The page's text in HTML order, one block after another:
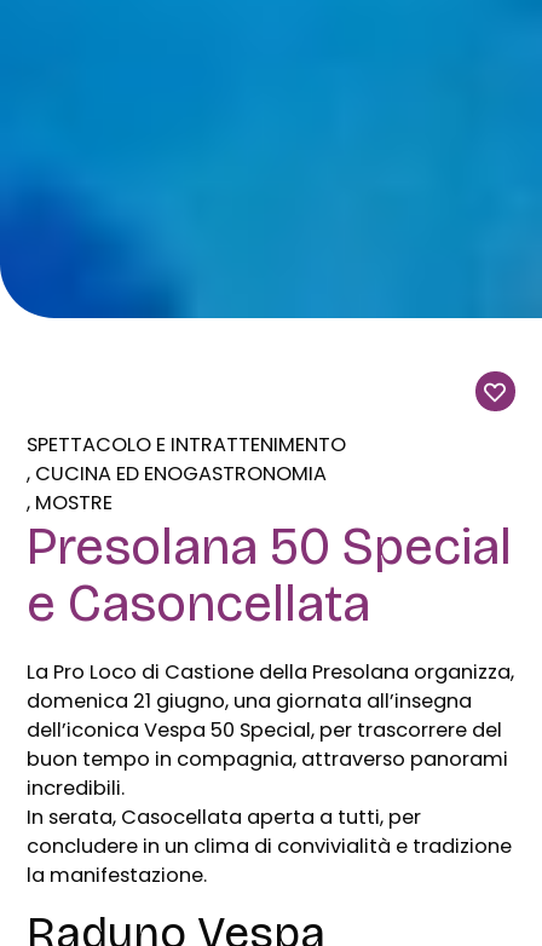
SPETTACOLO E INTRATTENIMENTO
CUCINA ED ENOGASTRONOMIA
MOSTRE
Presolana 50 Special
e Casoncellata
La Pro Loco di Castione della Presolana organizza,
domenica 21 giugno, una giornata all’insegna
dell’iconica Vespa 50 Special, per trascorrere del
buon tempo in compagnia, attraverso panorami
incredibili.
In serata, Casocellata aperta a tutti, per
concludere in un clima di convivialità e tradizione
la manifestazione.
Raduno Vespa